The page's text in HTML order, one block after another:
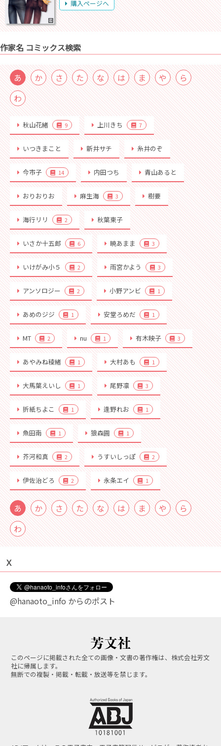
購入ページへ
作家名 コミックス検索
あ か さ た な は ま や
ら
わ
秋山花緒 9 上川きち 7
いつきまこと 新井サチ 糸井のぞ
今市子 14 内田つち 青山あると
おりおりお 麻生海 3 樹要
海行リリ 2 秋葉東子
いさか十五郎 6 暁あまま 3
いけがみ小５ 2 雨宮かよう 3
アンソロジー 2 小野アンビ 1
あめのジジ 1 安堂ろめだ 1
MT 2 nu 1 有木映子 3
あやみね稜緒 1 大村あも 1
大馬葉えいし 1 尾野凛 3
折紙ちよこ 1 逢野れお 1
魚田南 1 狼森圓 1
芥河和真 2 うすいしっぽ 2
伊佐治どろ 2 永条エイ 1
あ か さ た な は ま や
ら
わ
Ｘ
@hanaoto_info からのポスト
このページに掲載された全ての画像・文書の著作権は、株式会社芳文
社に帰属します。
無断での複製・掲載・転載・放送等を禁じます。